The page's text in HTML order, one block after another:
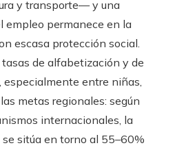
y transporte— y una
empleo permanece en la
escasa protección social.
de alfabetización y de
especialmente entre niñas,
metas regionales: según
internacionales, la
sitúa en torno al 55–60%